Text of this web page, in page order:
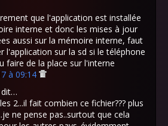
que l'application est installée
interne et donc les mises à jour
aussi sur la mémoire interne, faut
l'application sur la sd si le téléphone
faire de la place sur l'interne
à 09:14
dit…
2...il fait combien ce fichier??? plus
ne pense pas..surtout que cela